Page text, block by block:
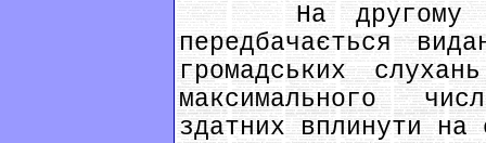
На другому
передбачається
громадських
максимального
здатних вплинути на